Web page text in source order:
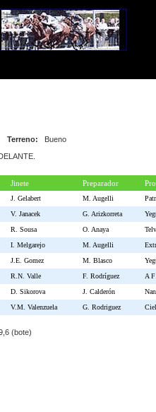
Terreno:
Bueno
Jinete Preparador
J. Gelabert M. Augelli
V. Janacek G. Arizkorreta
R. Sousa O. Anaya
I. Melgarejo M. Augelli
J.E. Gomez M. Blasco
R.N. Valle F. Rodríguez A
D. Sikorova J. Calderón
V.M. Valenzuela G. Rodriguez
(bote)